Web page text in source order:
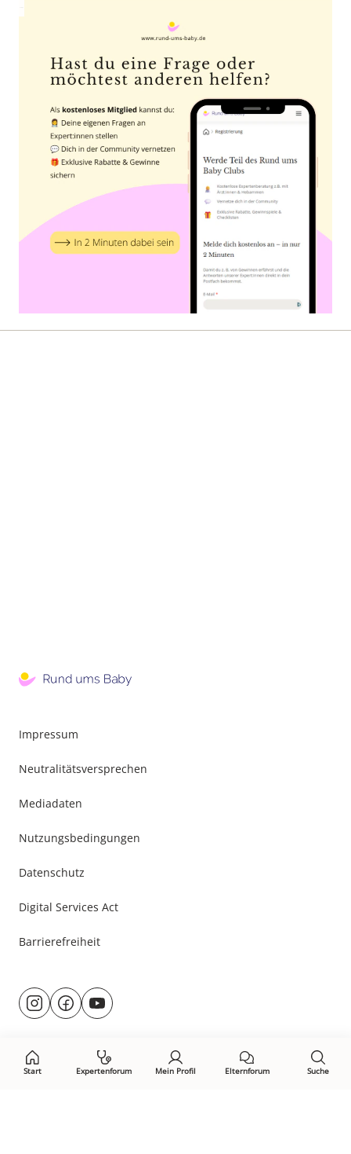
Start Expertenforum Mein Profil Elternforum Suche
Impressum
Neutralitätsversprechen
Mediadaten
Nutzungsbedingungen
Datenschutz
Digital Services Act
Barrierefreiheit
Besuche
uns@rund.ums.baby
facebook.com/rundumsbaby.de
youtube.com/@rundumsbaby_